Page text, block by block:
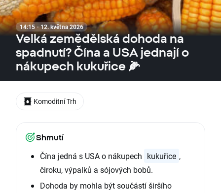
14:15 · 12. května 2026
Velká zemědělská dohoda na
spadnutí? Čína a USA jednají o
nákupech kukuřice 🌽
Shrnutí
Čína jedná s USA o nákupech kukuřice ,
čiroku, výpalků a sójových bobů.
Dohoda by mohla být součástí širšího
Komoditní Trh